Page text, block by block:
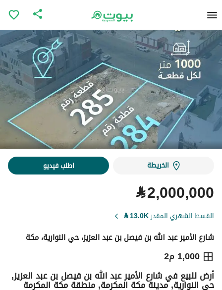
الخريطة اطلب فيديو
⃁2,000,000
القسط الشهري المقدر13.0K
⃁
شارع الأمير عبد الله بن فيصل بن عبد العزيز، حي النوارية، مكة
1,000 م2
⃁
2,000,000
التفاصيل معلومات ترخيص الإعلان حاسبة التمويل
أرض للبيع في شارع الأمير عبد الله بن فيصل بن عبد العزيز,
حي النوارية, مدينة مكة المكرمة, منطقة مكة المكرمة